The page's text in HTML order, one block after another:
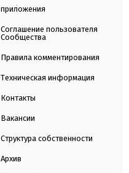
приложения
Соглашение пользователя
Сообщества
Правила комментирования
Техническая информация
Контакты
Вакансии
Структура собственности
Архив